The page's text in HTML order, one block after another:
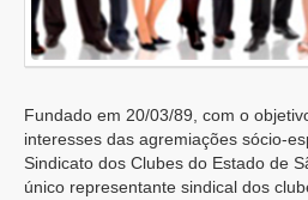
Fundado em 20/03/89, com o
interesses das agremiações sócio-
Sindicato dos Clubes do Estado de
único representante sindical dos